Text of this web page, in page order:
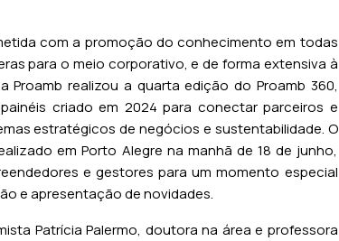
com a promoção do conhecimento em todas
para o meio corporativo, e de forma extensiva à
Proamb realizou a quarta edição do Proamb 360,
criado em 2024 para conectar parceiros e
estratégicos de negócios e sustentabilidade. O
em Porto Alegre na manhã de 18 de junho,
e gestores para um momento especial
e apresentação de novidades.
Patrícia Palermo, doutora na área e professora